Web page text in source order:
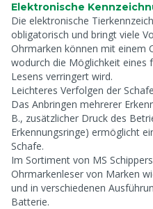
Elektronische
Die elektronische
obligatorisch und bringt viele
Ohrmarken können mit einem
wodurch die Möglichkeit eines
Lesens verringert wird.
Leichteres Verfolgen der Schafe
Das Anbringen mehrerer
B., zusätzlicher Druck des
Erkennungsringe) ermöglicht
Schafe.
Im Sortiment von MS
Ohrmarkenleser von Marken
und in verschiedenen
Batterie.